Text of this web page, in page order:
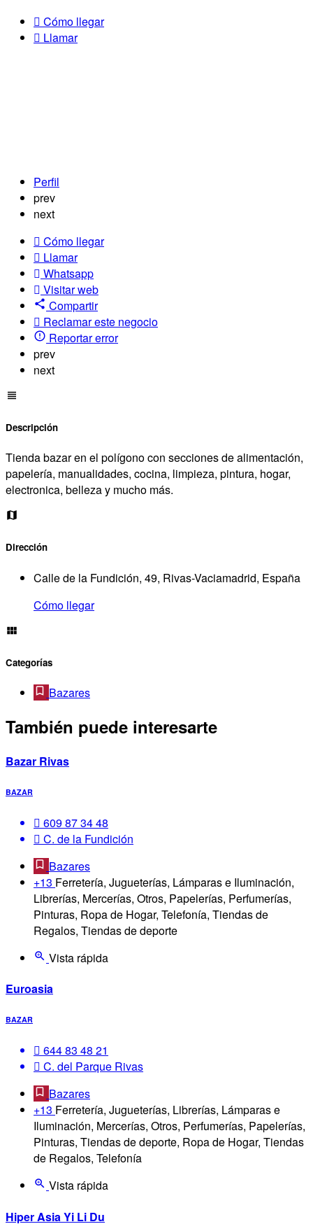
Cómo llegar
Llamar
Perfil
prev
next
Cómo llegar
Llamar
Whatsapp
Visitar web
Compartir
Reclamar este negocio
Reportar error
prev
next
Descripción
Tienda bazar en el polígono con secciones de alimentación,
papelería, manualidades, cocina, limpieza, pintura, hogar,
electronica, belleza y mucho más.
Dirección
Calle de la Fundición, 49, Rivas-Vaciamadrid, España
Cómo llegar
Categorías
Bazares
También puede interesarte
Bazar Rivas
BAZAR
609 87 34 48
C. de la Fundición
Bazares
+13 Ferretería, Jugueterías, Lámparas e Iluminación,
Librerías, Mercerías, Otros, Papelerías, Perfumerías,
Pinturas, Ropa de Hogar, Telefonía, Tiendas de
Regalos, Tiendas de deporte
Vista rápida
Euroasia
BAZAR
644 83 48 21
C. del Parque Rivas
Bazares
+13 Ferretería, Jugueterías, Librerías, Lámparas e
Iluminación, Mercerías, Otros, Perfumerías, Papelerías,
Pinturas, Tiendas de deporte, Ropa de Hogar, Tiendas
de Regalos, Telefonía
Vista rápida
Hiper Asia Yi Li Du